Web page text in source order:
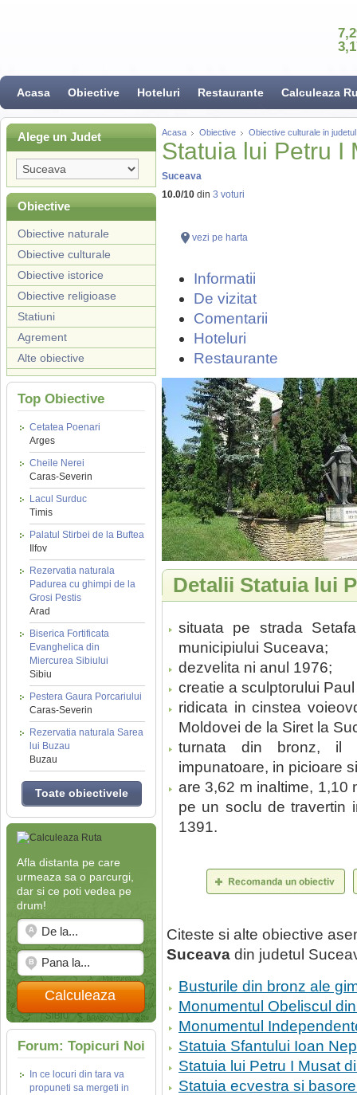
Acasa Obiective Hoteluri Restaurante Calculeaza
Alege un Judet
Obiective
Obiective naturale
Obiective culturale
Obiective istorice
Obiective religioase
Statiuni
Agrement
Alte obiective
Top Obiective
Cetatea Poenari
Arges
Cheile Nerei
Caras-Severin
Lacul Surduc
Timis
Palatul Stirbei de la Buftea
Ilfov
Rezervatia naturala
Padurea cu ghimpi de la
Grosi Pestis
Arad
Biserica Fortificata
Evanghelica din
Miercurea Sibiului
Sibiu
Pestera Gaura Porcariului
Caras-Severin
Rezervatia naturala Sarea
lui Buzau
Buzau
Toate obiectivele
Afla distanta pe care
urmeaza sa o parcurgi,
dar si ce poti vedea pe
drum!
Calculeaza
Forum: Topicuri Noi
In ce locuri din tara va
propuneti sa mergeti in
Acasa Obiective Obiective culturale in
Statuia lui Petru I
Suceava
10.0/10 din 3 voturi
vezi pe harta
Informatii
De vizitat
Comentarii
Hoteluri
Restaurante
Detalii Statuia lui
situata pe strada
municipiului Suceava;
dezvelita ni anul 1976;
creatie a sculptorului
ridicata in cinstea
Moldovei de la Siret la
turnata din bronz, il
impunatoare, in picioare
are 3,62 m inaltime, 1,10
pe un soclu de travertin
1391.
Citeste si alte obiective
Suceava din judetul
Busturile din bronz ale
Monumentul Obeliscul
Monumentul
Statuia Sfantului Ioan
Statuia lui Petru I Musat
Statuia ecvestra si